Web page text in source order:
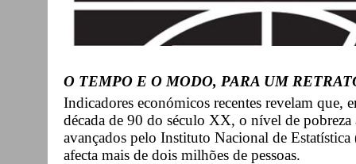
O TEMPO E O MODO, PARA UM
Indicadores económicos recentes revelam que,
década de 90 do século XX, o nível de pobreza
avançados pelo Instituto Nacional de
afecta mais de dois milhões de pessoas.